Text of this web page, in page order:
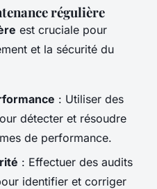
régulière
est cruciale pour
et la sécurité du
: Utiliser des
détecter et résoudre
de performance.
: Effectuer des audits
identifier et corriger